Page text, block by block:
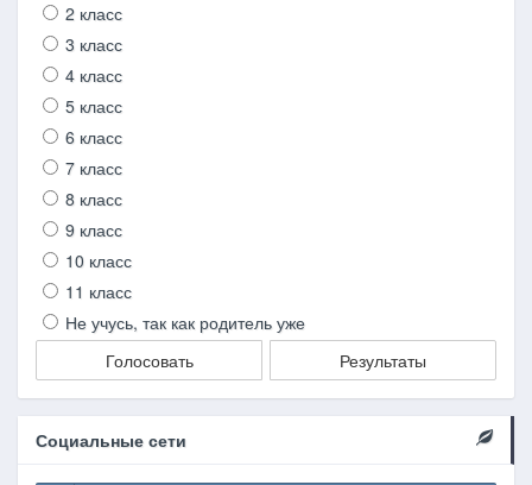
2 класс
3 класс
4 класс
5 класс
6 класс
7 класс
8 класс
9 класс
10 класс
11 класс
Не учусь, так как родитель уже
Голосовать
Результаты
Социальные сети